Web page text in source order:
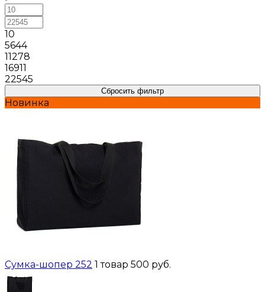
10
5644
11278
16911
22545
Сбросить фильтр
Новинка
Сумка-шопер 252 1 товар 500 руб.